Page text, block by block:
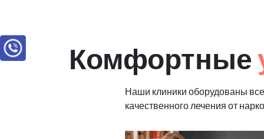
Комфортные
Наши клиники оборудованы
качественного лечения от